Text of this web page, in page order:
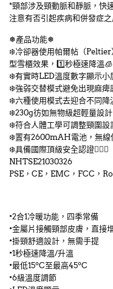
*頸部涉及頸動脈和靜脈，快
注意有否引起疾病和併發症
❅產品功能❅
❄️冷卻器使用帕爾帖（Peltier
型雪櫃效果，1️⃣秒極速降溫🧊
❄️有實時LED溫度數字顯示小
❄️強弱交替模式避免出現麻痺
❄️六種使用模式去迎合不同降
❄️230g彷如無物級超輕量設計
❄️符合人體工學可調整頸圍設
❄️置有2600mAH電池，無線
❄️具備國際頂級安全認證💁🏻‍♂️
NHTSE21030326
PSE，CE，EMC，FCC，
•2合1冷暖功能，四季常備
•金屬片接觸頸部皮膚，直接
•掛頸舒適設計，無需手提
•1秒極速降溫/升溫
•最低15ºC至最高45ºC
•6級溫度調節